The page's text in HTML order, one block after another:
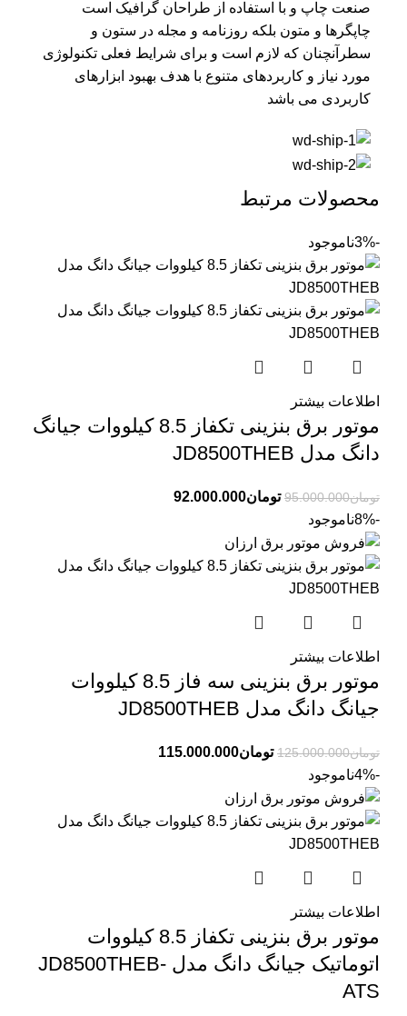
صنعت چاپ و با استفاده از طراحان گرافیک است
چاپگرها و متون بلکه روزنامه و مجله در ستون و
سطرآنچنان که لازم است و برای شرایط فعلی تکنولوژی
مورد نیاز و کاربردهای متنوع با هدف بهبود ابزارهای
کاربردی می باشد
محصولات مرتبط
-3% ناموجود
اطلاعات بیشتر
موتور برق بنزینی تکفاز 8.5 کیلووات جیانگ
دانگ مدل JD8500THEB
تومان95.000.000 تومان92.000.000
-8%
ناموجود
اطلاعات بیشتر
موتور برق بنزینی سه فاز 8.5 کیلووات
جیانگ دانگ مدل JD8500THEB
تومان125.000.000 تومان115.000.000
-4%
ناموجود
اطلاعات بیشتر
موتور برق بنزینی تکفاز 8.5 کیلووات
اتوماتیک جیانگ دانگ مدل JD8500THEB-
ATS